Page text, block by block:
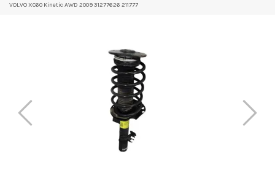
VOLVO XC60 Kinetic AWD 2009 31277626 211777